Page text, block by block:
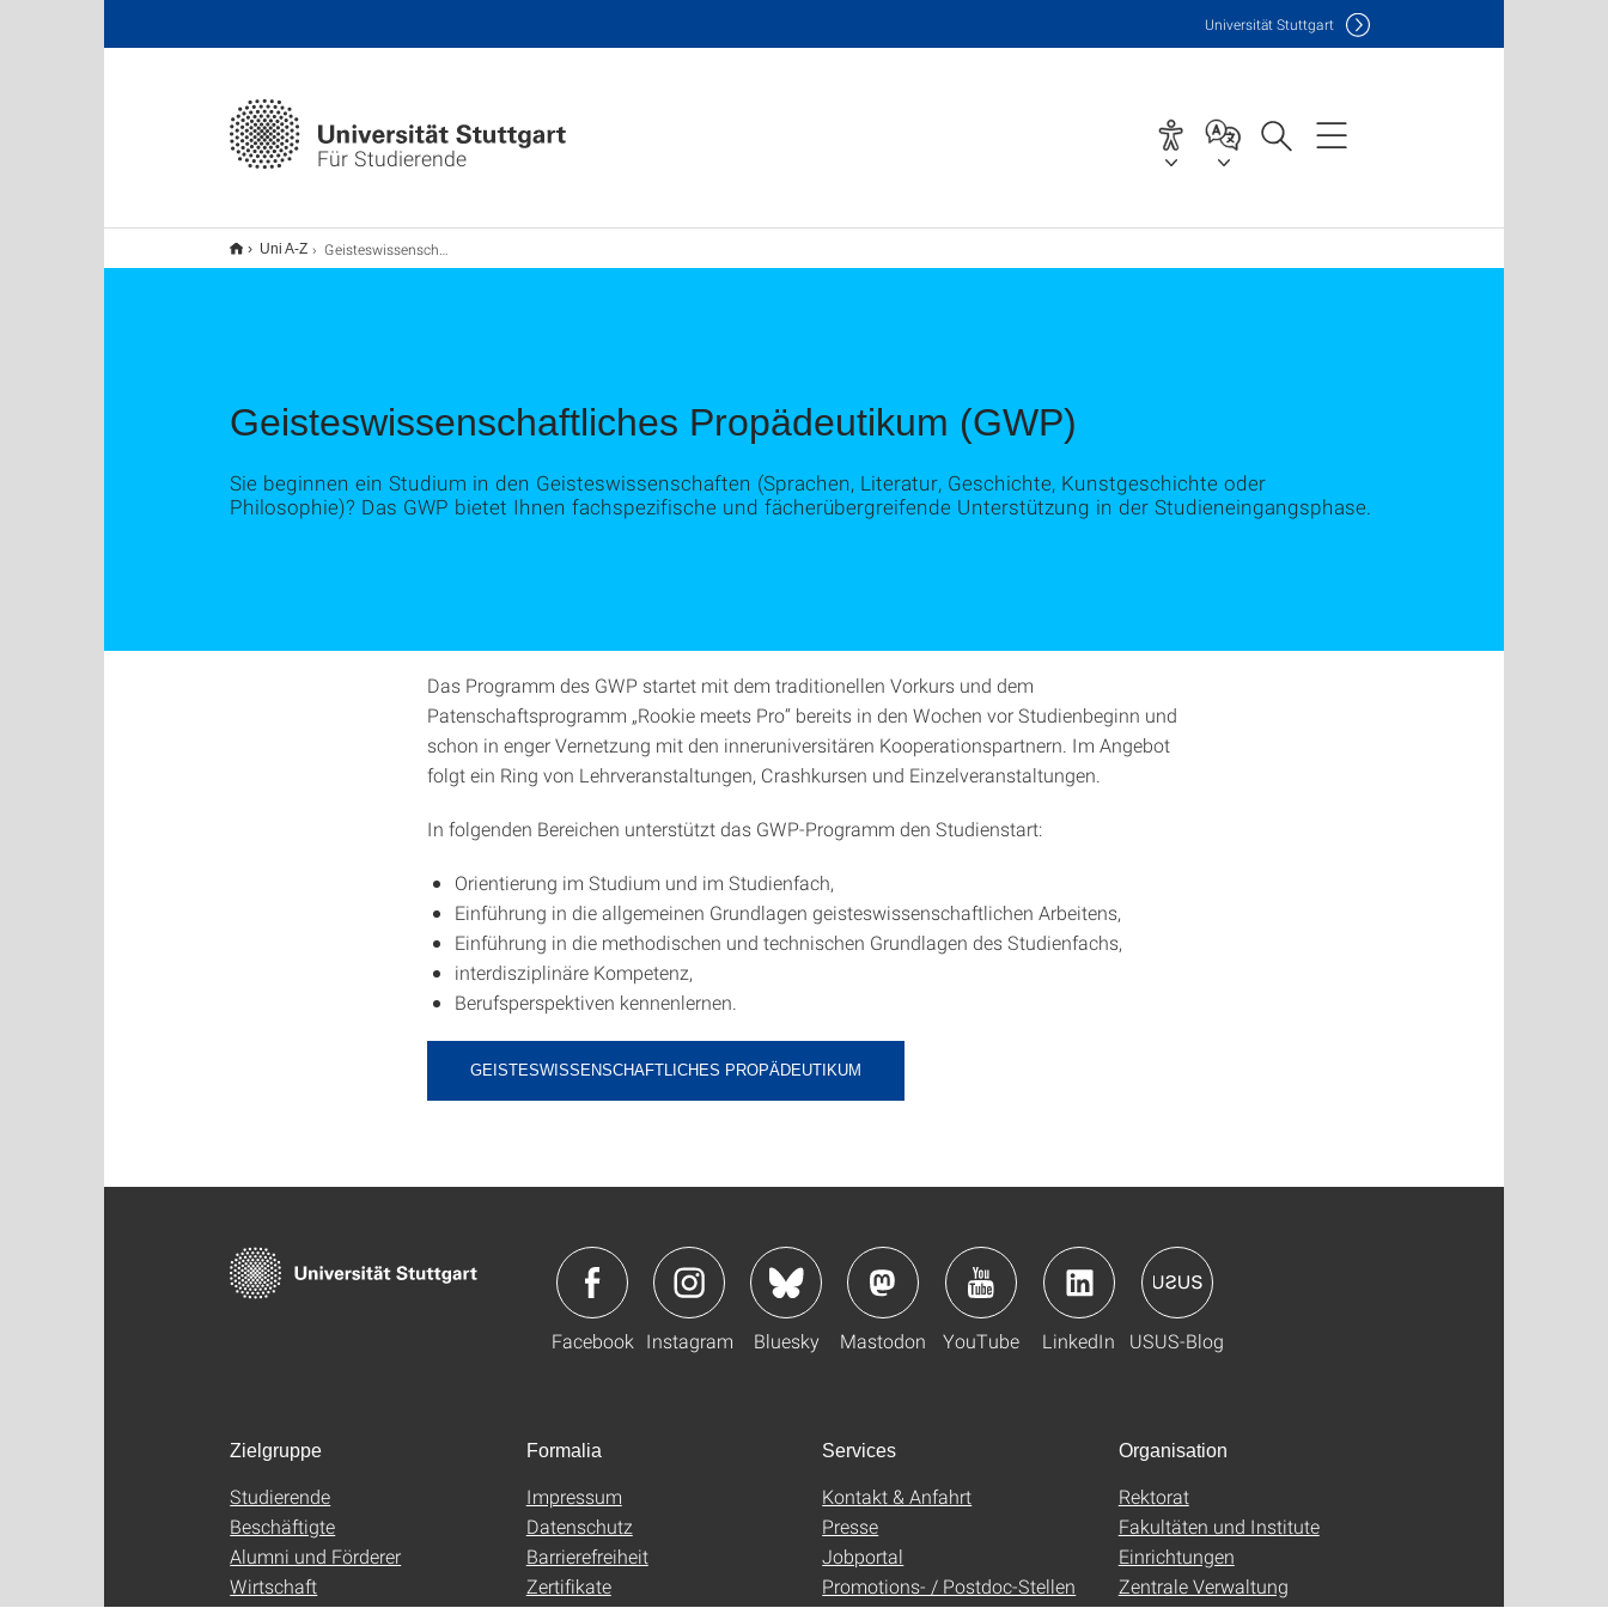
Für Studierende
Universität Stuttgart
Uni A-Z Geisteswissenschaftliches Propädeutikum (GWP)
Geisteswissenschaftliches Propädeutikum (GWP)
Sie beginnen ein Studium in den Geisteswissenschaften (Sprachen, Literatur, Geschichte, Kunstgeschichte oder
Philosophie)? Das GWP bietet Ihnen fachspezifische und fächerübergreifende Unterstützung in der Studieneingangsphase.
Das Programm des GWP startet mit dem traditionellen Vorkurs und dem
Patenschaftsprogramm „Rookie meets Pro“ bereits in den Wochen vor Studienbeginn und
schon in enger Vernetzung mit den inneruniversitären Kooperationspartnern. Im Angebot
folgt ein Ring von Lehrveranstaltungen, Crashkursen und Einzelveranstaltungen.
In folgenden Bereichen unterstützt das GWP-Programm den Studienstart:
Orientierung im Studium und im Studienfach,
Einführung in die allgemeinen Grundlagen geisteswissenschaftlichen Arbeitens,
Einführung in die methodischen und technischen Grundlagen des Studienfachs,
interdisziplinäre Kompetenz,
Berufsperspektiven kennenlernen.
GEISTESWISSENSCHAFTLICHES PROPÄDEUTIKUM
Facebook Instagram Bluesky Mastodon YouTube LinkedIn USUS-Blog
Zielgruppe
Studierende
Beschäftigte
Alumni und Förderer
Wirtschaft
Formalia
Impressum
Datenschutz
Barrierefreiheit
Zertifikate
Services
Kontakt & Anfahrt
Presse
Jobportal
Promotions- / Postdoc-Stellen
Organisation
Rektorat
Fakultäten und Institute
Einrichtungen
Zentrale Verwaltung